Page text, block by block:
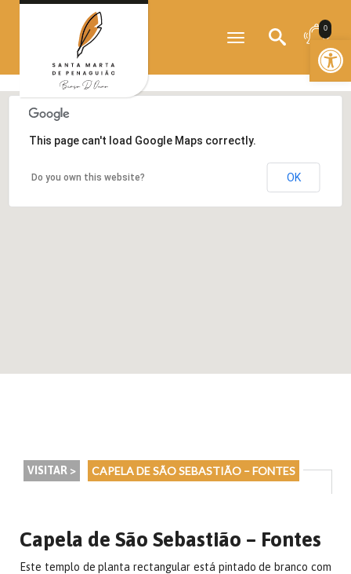
0
Toggle
This page can't load Google Maps correctly.
Do you own this website? OK
VISITAR > CAPELA DE SÃO SEBASTIÃO – FONTES
Capela de São Sebastião – Fontes
Este templo de planta rectangular está pintado de branco com